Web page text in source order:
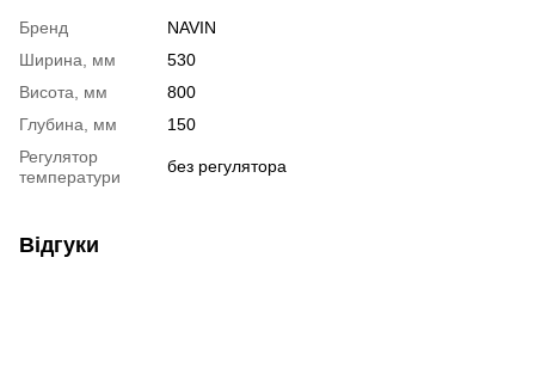
Бренд
NAVIN
Ширина, мм
530
Висота, мм
800
Глубина, мм
150
Регулятор
температури
без регулятора
Відгуки